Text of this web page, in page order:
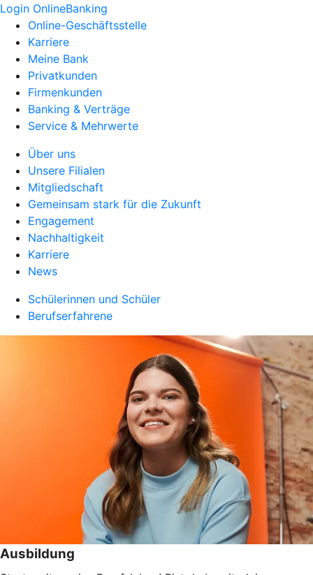
Login OnlineBanking
Online-Geschäftsstelle
Karriere
Meine Bank
Privatkunden
Firmenkunden
Banking & Verträge
Service & Mehrwerte
Über uns
Unsere Filialen
Mitgliedschaft
Gemeinsam stark für die Zukunft
Engagement
Nachhaltigkeit
Karriere
News
Schülerinnen und Schüler
Berufserfahrene
Ausbildung